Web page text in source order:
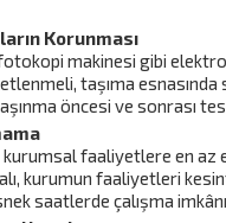
Korunması
fotokopi makinesi gibi
taşıma esnasında
öncesi ve sonrası
kurumsal faaliyetlere en az
kurumun faaliyetleri
saatlerde çalışma